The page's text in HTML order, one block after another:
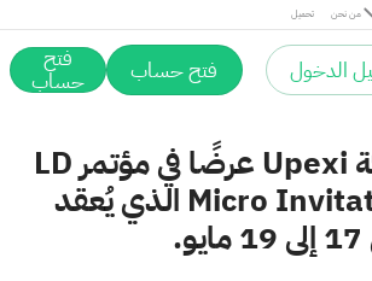
تحميل من نحن
الدخول فتح حساب فتح
حساب
ستقدم شركة Upexi عرضًا في مؤتمر LD
Micro Invitational XVI الذي يُعقد